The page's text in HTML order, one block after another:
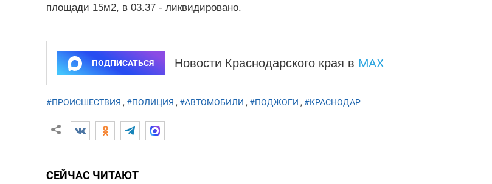
площади 15м2, в 03.37 - ликвидировано.
ПОДПИСАТЬСЯ Новости Краснодарского края в MAX
#ПРОИСШЕСТВИЯ , #ПОЛИЦИЯ , #АВТОМОБИЛИ , #ПОДЖОГИ , #КРАСНОДАР
СЕЙЧАС ЧИТАЮТ